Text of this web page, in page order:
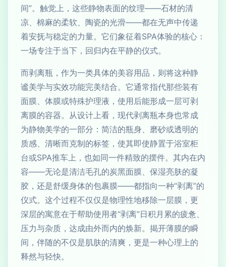
间”。触觉上，这些静物表面的纹理——石材的清
凉、棉麻的柔软、陶瓷的光滑——都在无声中传递
着安抚与稳定的力量。它们象征着SPA体验的核心：
一场专注于当下，回归内在平静的仪式。
而剥离瓶，作为一类具体的美容用品，则将这种静
谧美学与实效功能完美结合。它通常指代那些装有
面膜、体膜或特殊护理液，使用后能形成一层可剥
离膜的容器。从设计上看，现代剥离瓶本身也常成
为静物美学的一部分：简洁的瓶身、磨砂或透明的
质感、清晰而克制的标签，使其即使静置于浴室柜
台或SPA推车上，也如同一件精致的摆件。其内在内
容——无论是清洁毛孔的炭黑面膜、保湿亮肤的凝
胶，还是舒缓身体的包裹膜——都指向一种“剥离”的
仪式。这个过程不仅仅是物理性地移除一层膜，更
深层的寓意在于帮助使用者“剥离”日积月累的疲惫、
压力与杂质，达成由外而内的焕新。揭开薄膜的瞬
间，伴随的不仅是肌肤的清爽，更是一种心理上的
释然与轻快。